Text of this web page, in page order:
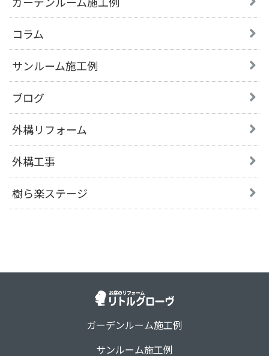
コラム
サンルーム施工例
ブログ
外構リフォーム
外構工事
樹ら楽ステージ
ガーデンルーム施工例
サンルーム施工例